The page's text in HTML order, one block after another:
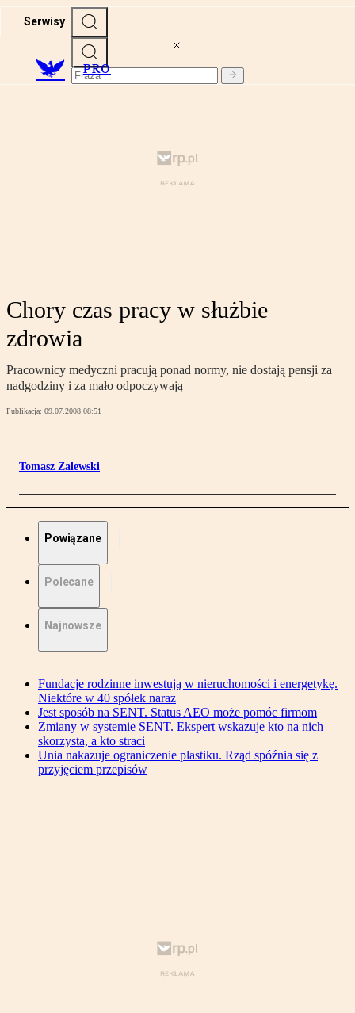
Serwisy
PRO
Chory czas pracy w służbie
zdrowia
Pracownicy medyczni pracują ponad normy, nie dostają pensji za
nadgodziny i za mało odpoczywają
Publikacja: 09.07.2008 08:51
Tomasz Zalewski
Powiązane
Polecane
Najnowsze
Fundacje rodzinne inwestują w nieruchomości i energetykę.
Niektóre w 40 spółek naraz
Jest sposób na SENT. Status AEO może pomóc firmom
Zmiany w systemie SENT. Ekspert wskazuje kto na nich
skorzysta, a kto straci
Unia nakazuje ograniczenie plastiku. Rząd spóźnia się z
przyjęciem przepisów